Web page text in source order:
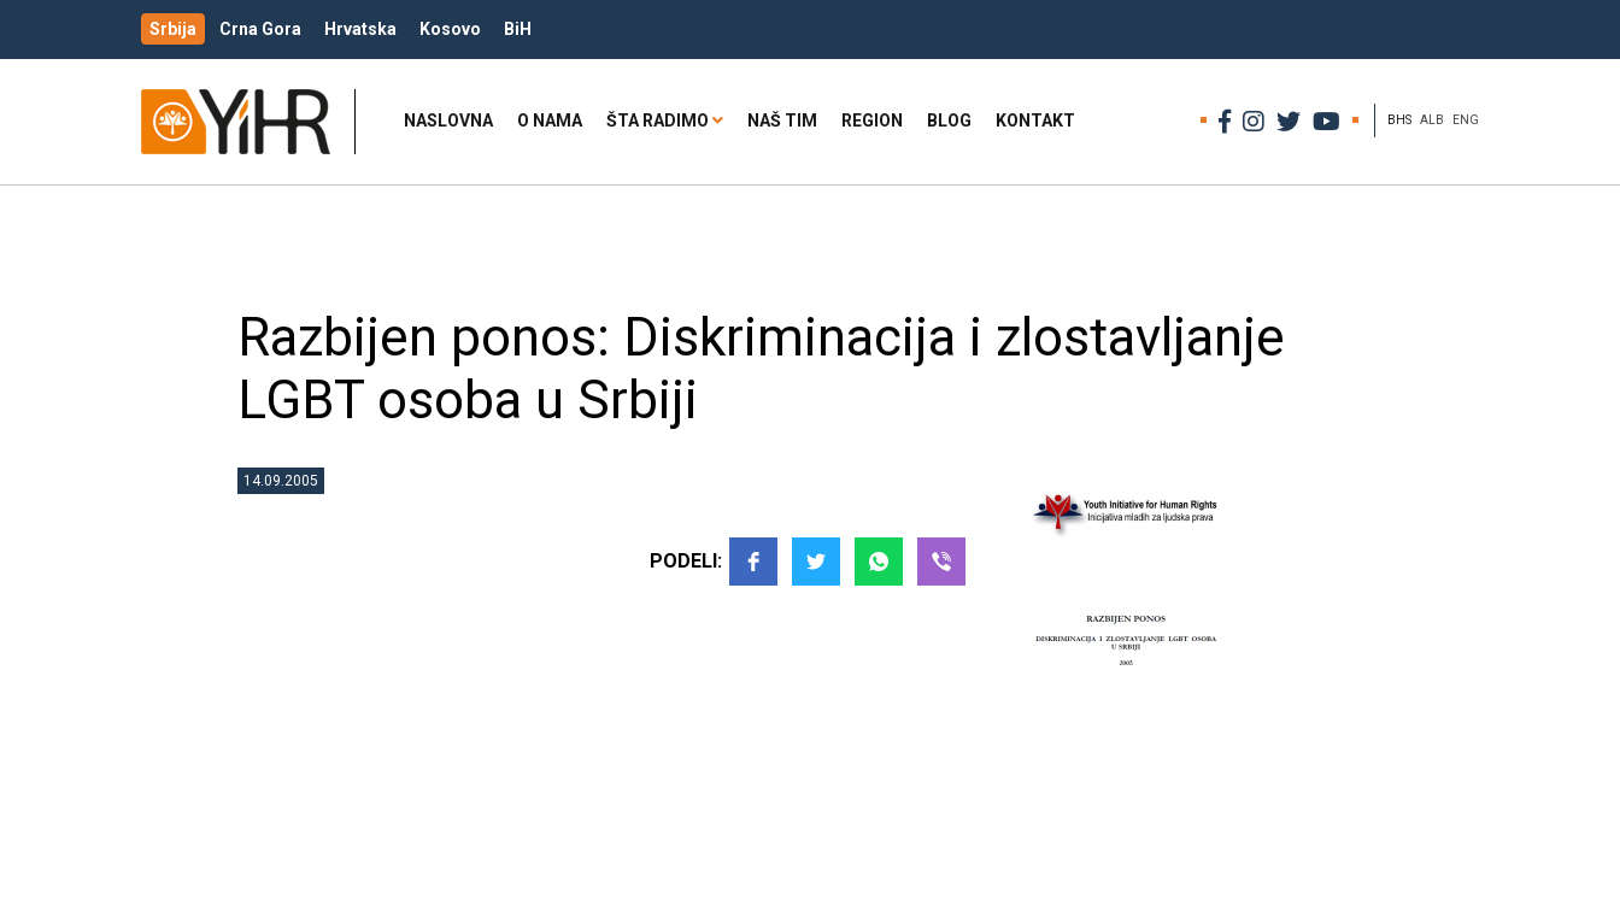
Srbija Crna Gora Hrvatska Kosovo BiH
NASLOVNA O NAMA ŠTA RADIMO NAŠ TIM REGION BLOG KONTAKT BHS ALB ENG
Razbijen ponos: Diskriminacija i zlostavljanje
LGBT osoba u Srbiji
14.09.2005
PODELI: